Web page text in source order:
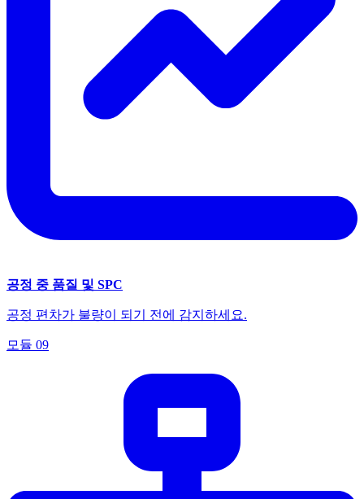
공정 중 품질 및 SPC
공정 편차가 불량이 되기 전에 감지하세요.
모듈 09